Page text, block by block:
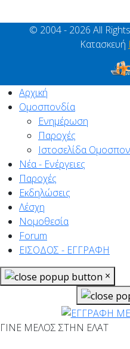
© 2004 - 2026 All
Κατασκευή
Αρχική
Ομοσπονδία
Ενημέρωση
Παροχές
Ιστοσελίδα
Νέα - Ενέργειες
Παροχές
Εκδηλώσεις
Λέσχη
Νομοθεσία
Forum
ΕΙΣΟΔΟΣ - ΕΓΓΡΑΦΗ
×
ΓΙΝΕ ΜΕΛΟΣ ΣΤΗΝ ΕΛΑΤ